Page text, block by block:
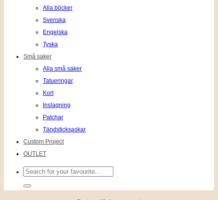
Alla böcker
Svenska
Engelska
Tyska
Små saker
Alla små saker
Tatueringar
Kort
Inslagning
Patchar
Tändsticksaskar
Custom Project
OUTLET
Sök
efter: